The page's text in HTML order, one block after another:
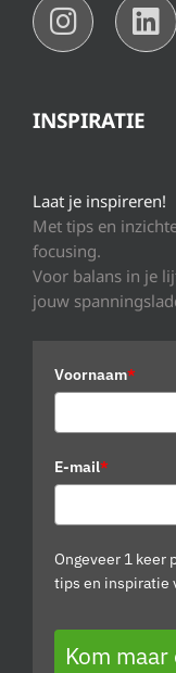
INSPIRATIE
Laat je inspireren!
Met tips en
focusing.
Voor balans in je
jouw
Voornaam*
E-mail*
Ongeveer 1 keer
tips en inspiratie
Kom